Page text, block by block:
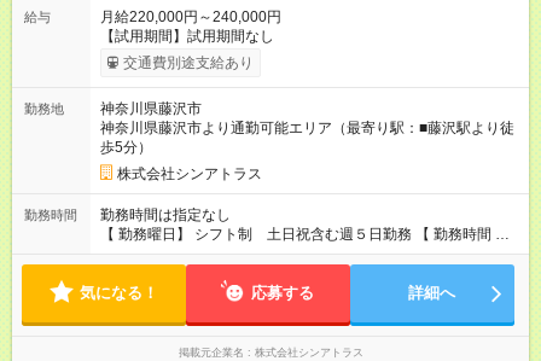
給与
月給220,000円～240,000円
【試用期間】試用期間なし
交通費別途支給あり
勤務地
神奈川県藤沢市
神奈川県藤沢市より通勤可能エリア（最寄り駅：■藤沢駅より徒
歩5分）
株式会社シンアトラス
勤務時間
勤務時間は指定なし
【 勤務曜日】 シフト制 土日祝含む週５日勤務 【 勤務時間 】
・ 9：00～20：00（実働8h／休憩１h） ※残業ほとんどありま
気になる！ 応募する 詳細へ
掲載元企業名 株式会社シンアトラス